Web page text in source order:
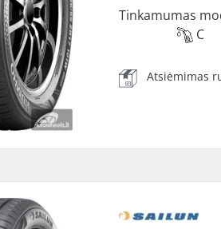
Tinkamumas
C
Atsiėmimas